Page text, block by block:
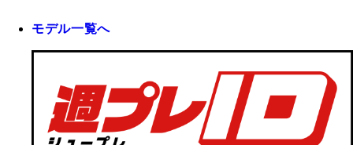
モデル一覧へ